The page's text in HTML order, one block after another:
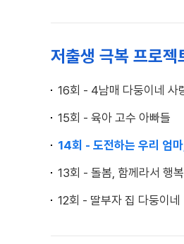
저출생 극복 프로젝
16회 - 4남매 다둥이네 사
15회 - 육아 고수 아빠들
14회 - 도전하는 우리 엄
13회 - 돌봄, 함께라서 행
12회 - 딸부자 집 다둥이네